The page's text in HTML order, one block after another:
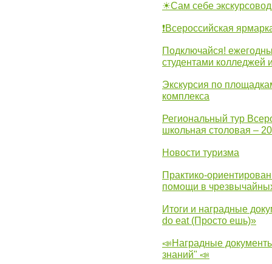
☀Сам себе экскурсовод
❗Всероссийская
Подключайся!
студентами колледжей
Экскурсия по
комплекса
Региональный тур
школьная столовая –
Новости туризма
Практико-
помощи в
Итоги и наградные
do eat (Просто ешь)»
📣Наградные
знаний" 📣